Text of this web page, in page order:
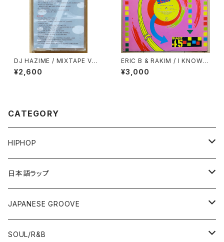
DJ HAZIME / MIXTAPE VOL.
10
¥2,600
ERIC B & RAKIM / I KNOW Y
OU GOT SOUL
¥3,000
CATEGORY
HIPHOP
12"/7"
80'S OLD SCHOOL
EARLY 90'S MIDDLE〜NEW SCHOOL
LP
80'S OLD SCHOOL
日本語ラップ
12"/7"
80'S OLD SCHOOL〜EARLY 90'S
LP
JAPANESE GROOVE
LP
SOUL/R&B